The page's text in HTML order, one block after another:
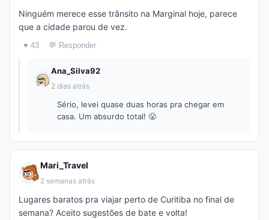
Ninguém merece esse trânsito na Marginal hoje, parece
que a cidade parou de vez.
♥ 43 💬 Responder
Ana_Silva92
2 dias atrás
Sério, levei quase duas horas pra chegar em
casa. Um absurdo total! 😤
Mari_Travel
2 semanas atrás
Lugares baratos pra viajar perto de Curitiba no final de
semana? Aceito sugestões de bate e volta!